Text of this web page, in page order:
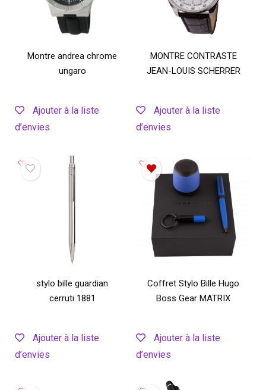
Montre andrea chrome
ungaro
Ajouter à la liste
d’envies
MONTRE CONTRASTE
JEAN-LOUIS SCHERRER
Ajouter à la liste
d’envies
stylo bille guardian
cerruti 1881
Ajouter à la liste
d’envies
Coffret Stylo Bille Hugo
Boss Gear MATRIX
Ajouter à la liste
d’envies